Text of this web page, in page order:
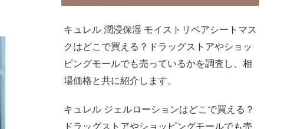
キュレル 潤浸保湿 モイストリペアシートマス
クはどこで買える？ドラッグストアやショッ
ピングモールでも売っているかを調査し、相
場価格と共に紹介します。
キュレル ジェルローションはどこで買える？
ドラッグストアやショッピングモールでも売